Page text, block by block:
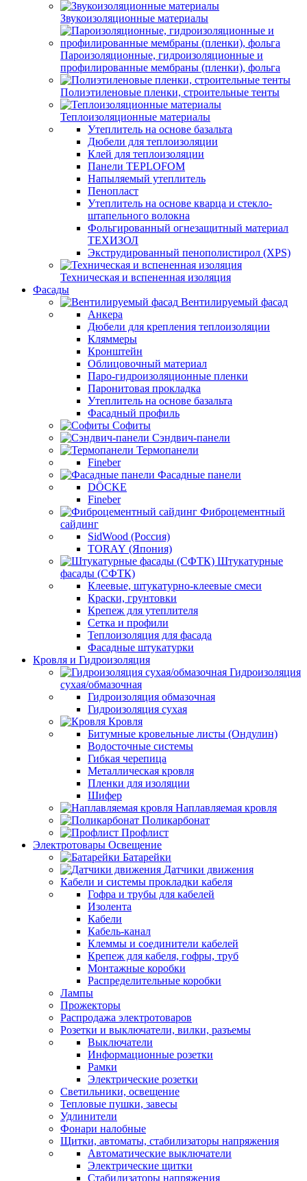
Звукоизоляционные материалы
Пароизоляционные, гидроизоляционные и
профилированные мембраны (пленки), фольга
Полиэтиленовые пленки, строительные тенты
Теплоизоляционные материалы
Утеплитель на основе базальта
Дюбели для теплоизоляции
Клей для теплоизоляции
Панели TEPLOFOM
Напыляемый утеплитель
Пенопласт
Утеплитель на основе кварца и стекло-
штапельного волокна
Фольгированный огнезащитный материал
ТЕХИЗОЛ
Экструдированный пенополистирол (XPS)
Техническая и вспененная изоляция
Фасады
Вентилируемый фасад
Анкера
Дюбели для крепления теплоизоляции
Кляммеры
Кронштейн
Облицовочный материал
Паро-гидроизоляционные пленки
Паронитовая прокладка
Утеплитель на основе базальта
Фасадный профиль
Софиты
Сэндвич-панели
Термопанели
Fineber
Фасадные панели
DÖCKE
Fineber
Фиброцементный
сайдинг
SidWood (Россия)
TORAY (Япония)
Штукатурные
фасады (СФТК)
Клеевые, штукатурно-клеевые смеси
Краски, грунтовки
Крепеж для утеплителя
Сетка и профили
Теплоизоляция для фасада
Фасадные штукатурки
Кровля и Гидроизоляция
Гидроизоляция
сухая/обмазочная
Гидроизоляция обмазочная
Гидроизоляция сухая
Кровля
Битумные кровельные листы (Ондулин)
Водосточные системы
Гибкая черепица
Металлическая кровля
Пленки для изоляции
Шифер
Наплавляемая кровля
Поликарбонат
Профлист
Электротовары Освещение
Батарейки
Датчики движения
Кабели и системы прокладки кабеля
Гофра и трубы для кабелей
Изолента
Кабели
Кабель-канал
Клеммы и соединители кабелей
Крепеж для кабеля, гофры, труб
Монтажные коробки
Распределительные коробки
Лампы
Прожекторы
Распродажа электротоваров
Розетки и выключатели, вилки, разъемы
Выключатели
Информационные розетки
Рамки
Электрические розетки
Светильники, освещение
Тепловые пушки, завесы
Удлинители
Фонари налобные
Щитки, автоматы, стабилизаторы напряжения
Автоматические выключатели
Электрические щитки
Стабилизаторы напряжения